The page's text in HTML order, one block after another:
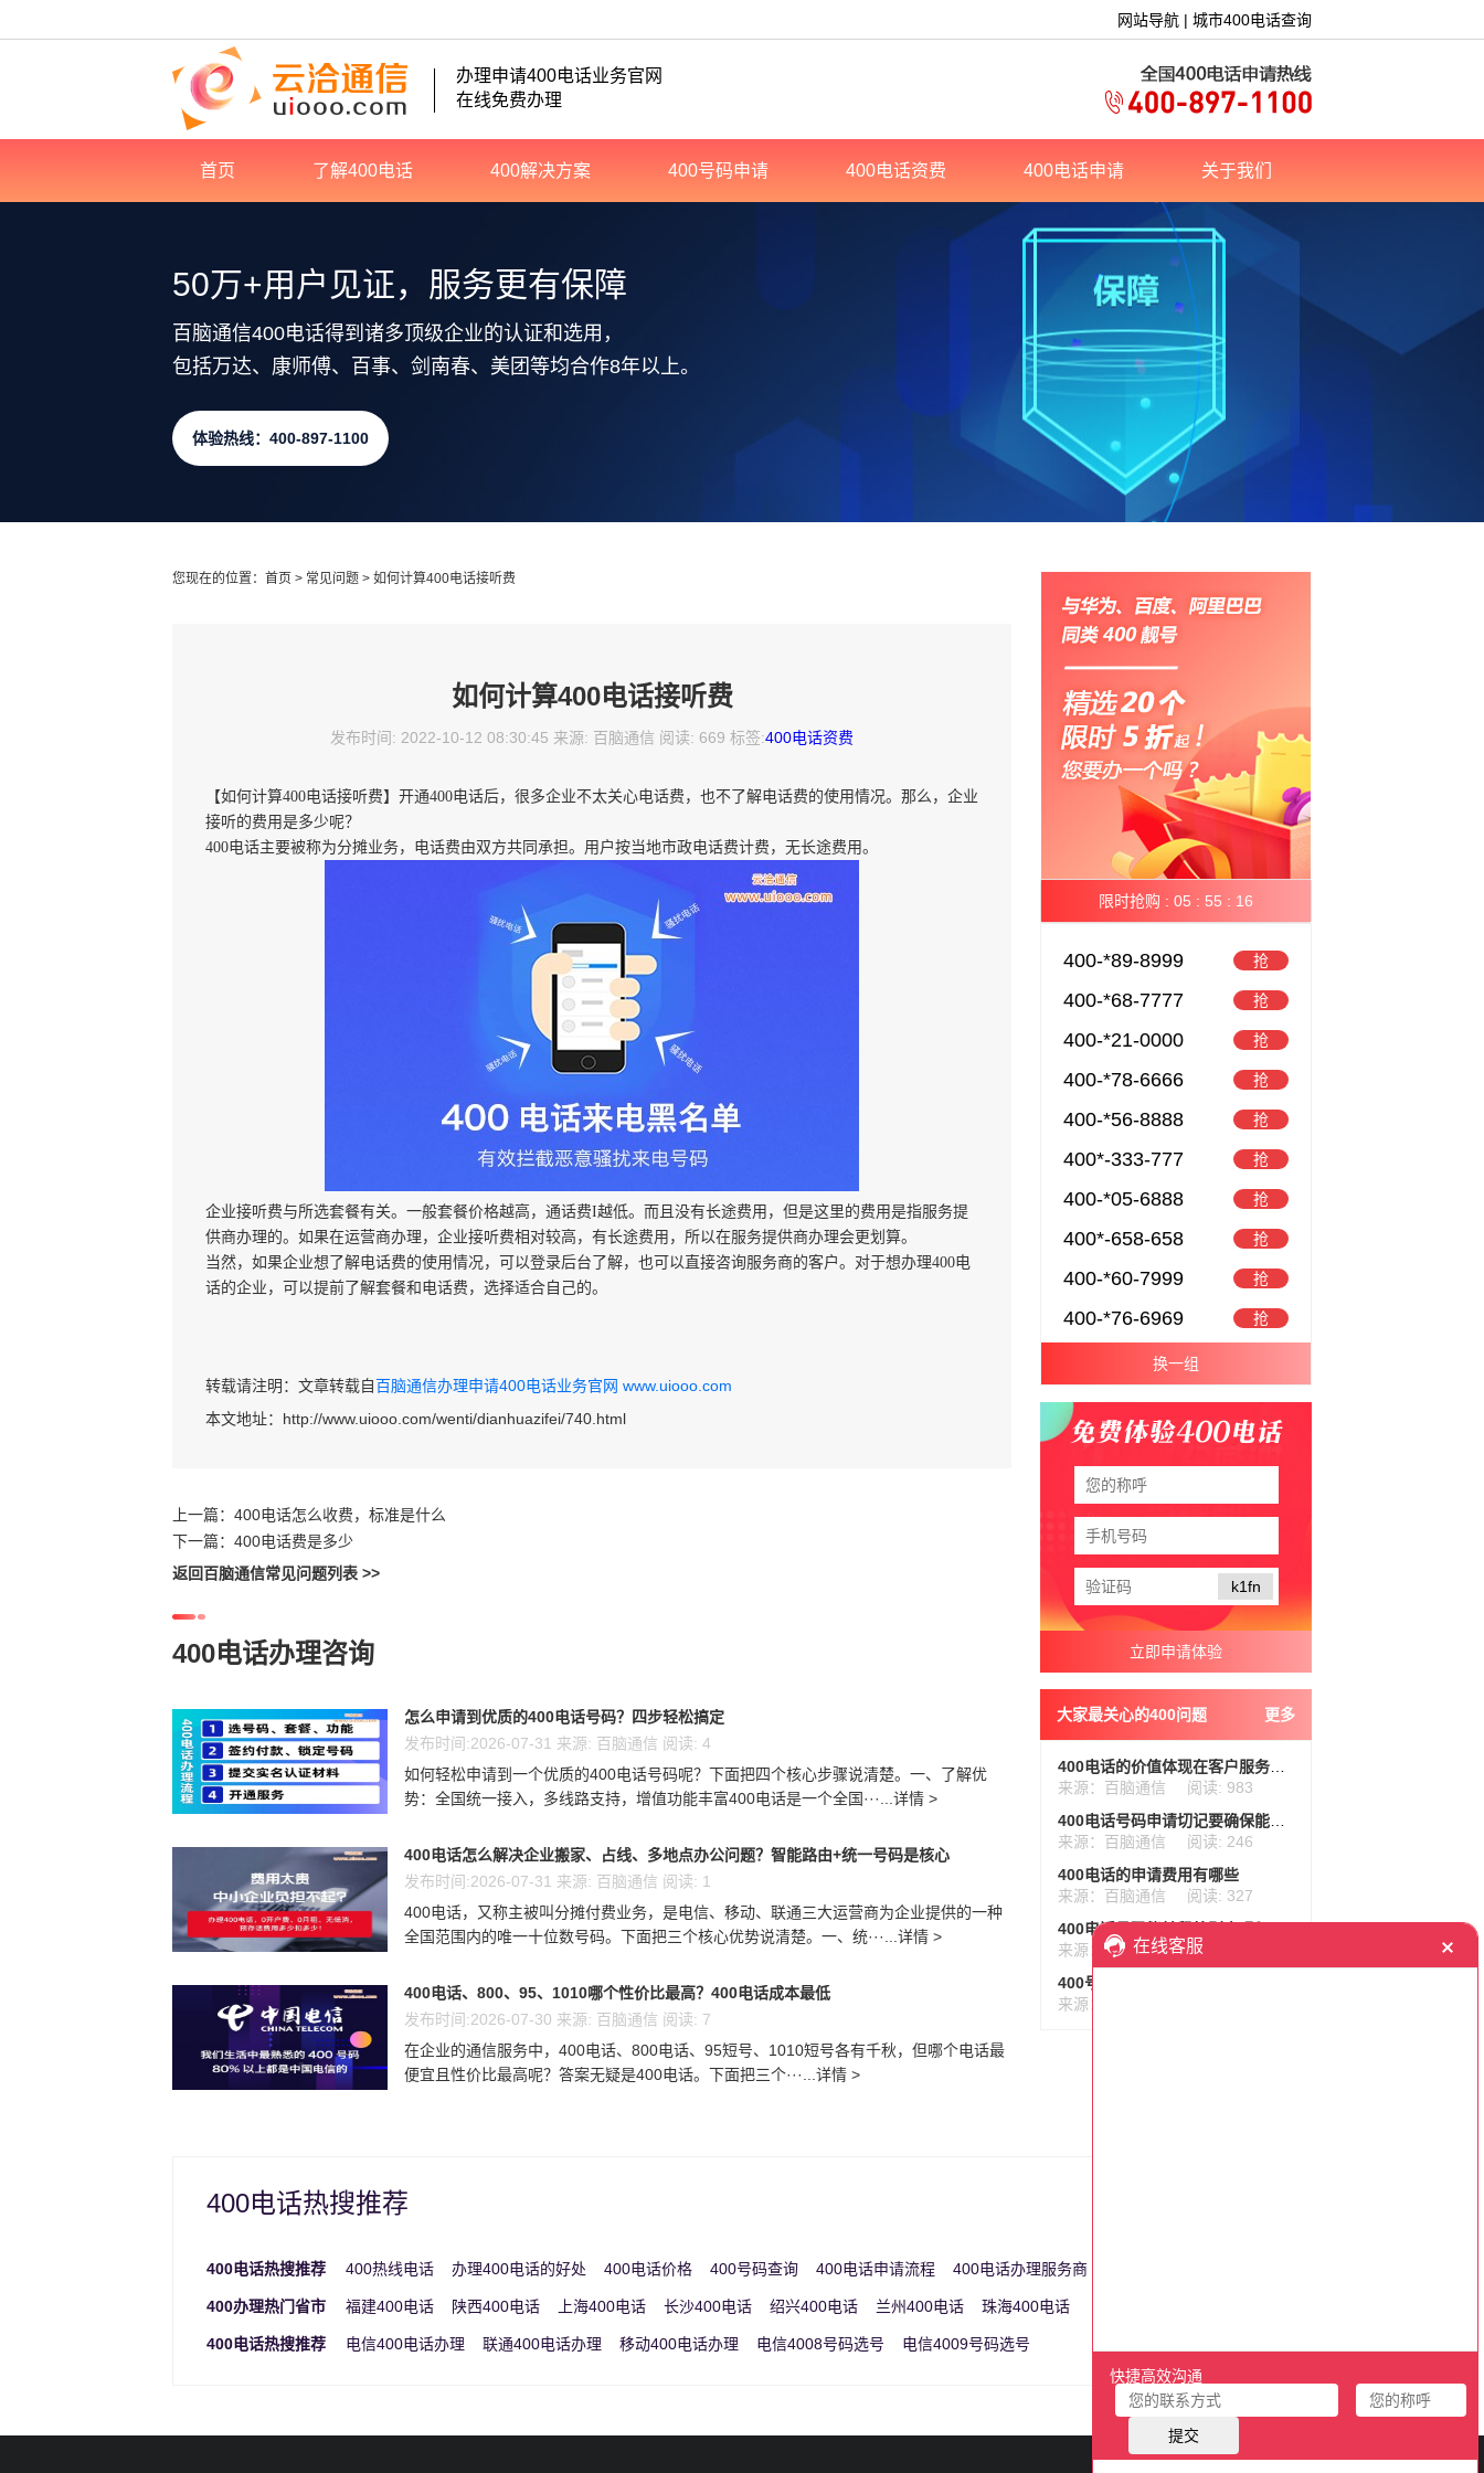
网站导航 | 城市400电话查询
办理申请400电话业务官网
在线免费办理
首页 了解400电话 400解决方案 400号码申请 400电话资费 400电话申请 关于我们
50万+用户见证，服务更有保障
百脑通信400电话得到诸多顶级企业的认证和选用，
包括万达、康师傅、百事、剑南春、美团等均合作8年以上。
体验热线：400-897-1100
您现在的位置： 首页 > 常见问题 > 如何计算400电话接听费
如何计算400电话接听费
发布时间: 2022-10-12 08:30:45 来源: 百脑通信 阅读: 669 标签:400电话资费
【如何计算400电话接听费】开通400电话后，很多企业不太关心电话费，也不了解电话费的使用情况。那么，企业
接听的费用是多少呢？
400电话主要被称为分摊业务，电话费由双方共同承担。用户按当地市政电话费计费，无长途费用。
企业接听费与所选套餐有关。一般套餐价格越高，通话费I越低。而且没有长途费用，但是这里的费用是指服务提
供商办理的。如果在运营商办理，企业接听费相对较高，有长途费用，所以在服务提供商办理会更划算。
当然，如果企业想了解电话费的使用情况，可以登录后台了解，也可以直接咨询服务商的客户。对于想办理400电
话的企业，可以提前了解套餐和电话费，选择适合自己的。
转载请注明：文章转载自百脑通信办理申请400电话业务官网 www.uiooo.com
本文地址： http://www.uiooo.com/wenti/dianhuazifei/740.html
上一篇： 400电话怎么收费，标准是什么
下一篇： 400电话费是多少
返回百脑通信常见问题列表 >>
400电话办理咨询
怎么申请到优质的400电话号码？四步轻松搞定
发布时间:2026-07-31 来源: 百脑通信 阅读: 4
如何轻松申请到一个优质的400电话号码呢？下面把四个核心步骤说清楚。一、了解优
势：全国统一接入，多线路支持，增值功能丰富400电话是一个全国···...详情 >
400电话怎么解决企业搬家、占线、多地点办公问题？智能路由+统一号码是核心
发布时间:2026-07-31 来源: 百脑通信 阅读: 1
400电话，又称主被叫分摊付费业务，是电信、移动、联通三大运营商为企业提供的一种
全国范围内的唯一十位数号码。下面把三个核心优势说清楚。一、统···...详情 >
400电话、800、95、1010哪个性价比最高？400电话成本最低
发布时间:2026-07-30 来源: 百脑通信 阅读: 7
在企业的通信服务中，400电话、800电话、95短号、1010短号各有千秋，但哪个电话最
便宜且性价比最高呢？答案无疑是400电话。下面把三个···...详情 >
限时抢购 : 05 : 55 : 16
400-*89-8999 抢
400-*68-7777 抢
400-*21-0000 抢
400-*78-6666 抢
400-*56-8888 抢
400*-333-777 抢
400-*05-6888 抢
400*-658-658 抢
400-*60-7999 抢
400-*76-6969 抢
换一组
k1fn
大家最关心的400问题 更多
来源：百脑通信
阅读: 983
来源：百脑通信
阅读: 246
400电话的申请费用有哪些
来源：百脑通信
阅读: 327
来源：百脑通信
阅读: 28
400号码一年要多少钱？
来源：百脑通信
400电话热搜推荐
400电话热搜推荐 400热线电话 办理400电话的好处 400电话价格 400号码查询 400电话申请流程 400电话办理服务商
400办理热门省市 福建400电话 陕西400电话 上海400电话 长沙400电话 绍兴400电话 兰州400电话 珠海400电话
400电话热搜推荐 电信400电话办理 联通400电话办理 移动400电话办理 电信4008号码选号 电信4009号码选号